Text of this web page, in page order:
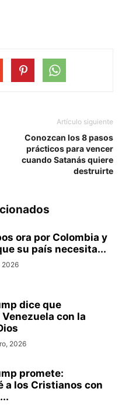
Artículo siguiente
Conozcan los 8 pasos
prácticos para vencer
cuando Satanás quiere
destruirte
ora por Colombia y
su país necesita...
2026
dice que
con la
2026
promete:
a los Cristianos con